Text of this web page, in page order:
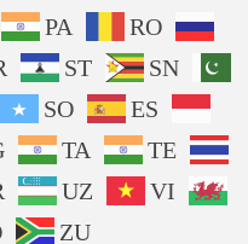
PA
RO
ST
SN
SO
ES
TA
TE
UZ
VI
ZU